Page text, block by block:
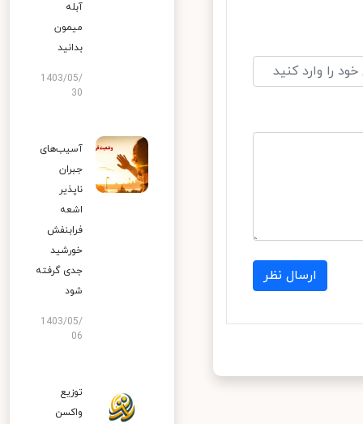
ارسال نظر
آبله
میمون
بدانید
1403/05/
30
آسیب‌های
جبران
ناپذیر
اشعه
فرابنفش
خورشید
جدی گرفته
شود
1403/05/
06
توزیع
واکسن